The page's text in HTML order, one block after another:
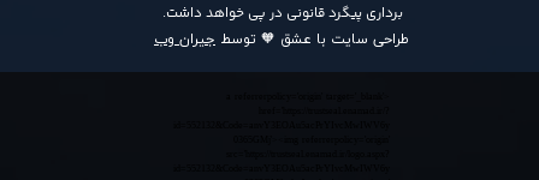
برداری پیگرد قانونی در پی خواهد داشت​​​​​​​.
طراحی سایت با عشق 🧡 توسط جیران وب